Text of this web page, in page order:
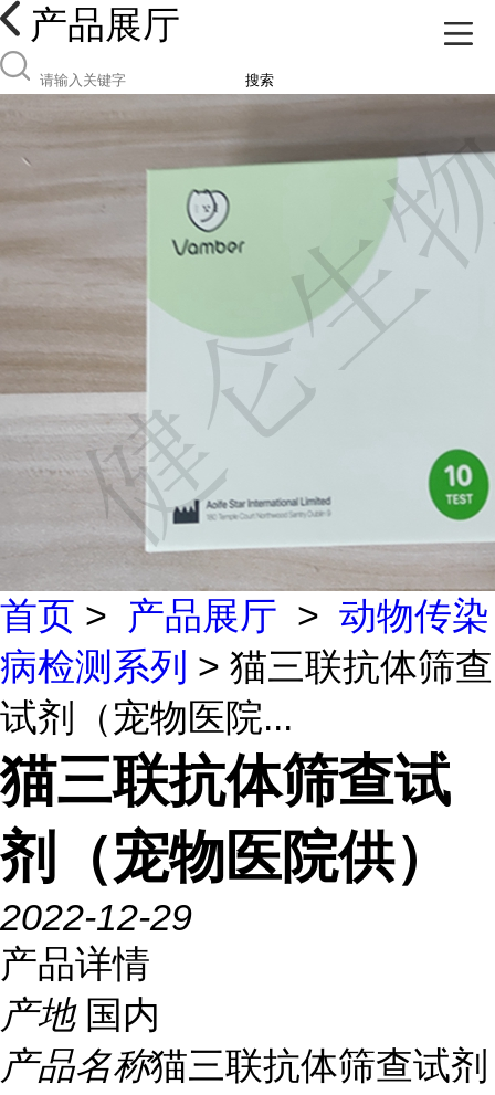
产品展厅
搜索
首页 > 产品展厅 > 动物传染
病检测系列 > 猫三联抗体筛查
试剂（宠物医院...
猫三联抗体筛查试
剂（宠物医院供）
2022-12-29
产品详情
产地 国内
产品名称猫三联抗体筛查试剂